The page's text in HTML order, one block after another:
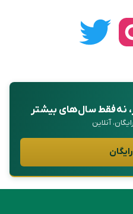
، نه فقط سال‌های بیشتر